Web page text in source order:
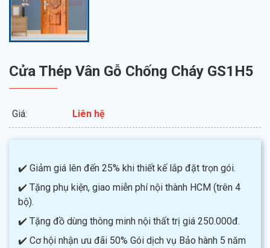
Cửa Thép Vân Gỗ Chống Cháy GS1H5
Giá: Liên hệ
✔️ Giảm giá lên đến 25% khi thiết kế lắp đặt trọn gói.
✔️ Tặng phụ kiện, giao miễn phí nội thành HCM (trên 4
bộ).
✔️ Tặng đồ dùng thông minh nội thất trị giá 250.000đ.
✔️ Cơ hội nhận ưu đãi 50% Gói dịch vụ Bảo hành 5 năm